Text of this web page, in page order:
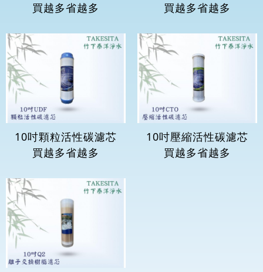
買越多省越多
買越多省越多
10吋顆粒活性碳濾芯
買越多省越多
10吋壓縮活性碳濾芯
買越多省越多